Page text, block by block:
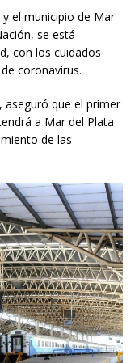
el municipio de Mar
se está
con los cuidados
coronavirus.
que el primer
a Mar del Plata
de las